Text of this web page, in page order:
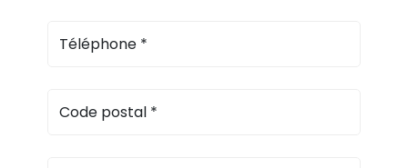
Téléphone *
Code postal *